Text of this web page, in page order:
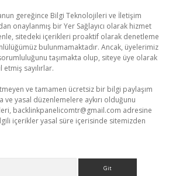
gereğince Bilgi Teknolojileri ve İletişim
onaylanmış bir Yer Sağlayıcı olarak hizmet
sitedeki içerikleri proaktif olarak denetleme
bulunmamaktadır. Ancak, üyelerimiz
taşımakta olup, siteye üye olarak
sayılırlar.
ve tamamen ücretsiz bir bilgi paylaşım
yasal düzenlemelere aykırı olduğunu
backlinkpanelicomtr@gmail.com adresine
içerikler yasal süre içerisinde sitemizden